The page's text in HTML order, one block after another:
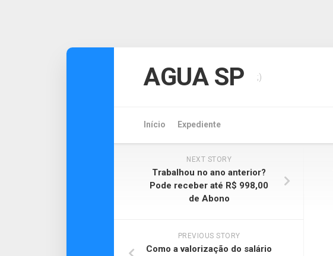
AGUA SP ;)
Início Expediente
NEXT STORY
Trabalhou no ano anterior?
Pode receber até R$ 998,00
de Abono
PREVIOUS STORY
Como a valorização do salário